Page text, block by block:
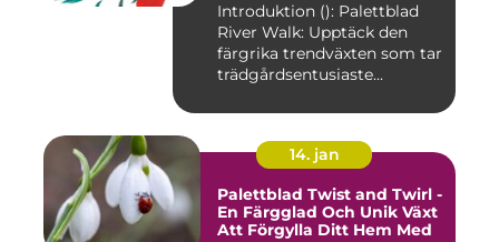
Introduktion (): Palettblad
River Walk: Upptäck den
färgrika trendväxten som tar
trädgårdsentusiaste...
14. jan
Palettblad Twist and Twirl -
En Färgglad Och Unik Växt
Att Förgylla Ditt Hem Med